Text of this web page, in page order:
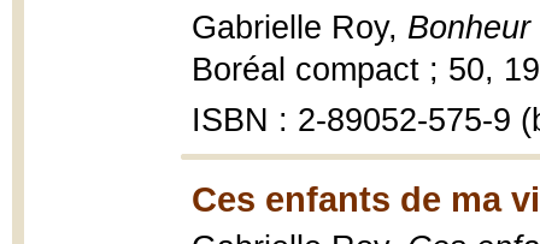
Gabrielle Roy,
Boréal compact ; 50,
ISBN : 2-89052-575-9
Ces enfants de ma